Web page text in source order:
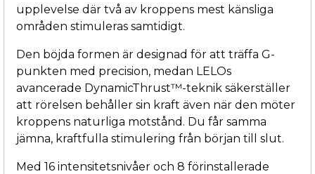
upplevelse där två av kroppens mest känsliga
områden stimuleras samtidigt.
Den böjda formen är designad för att träffa G-
punkten med precision, medan LELOs
avancerade DynamicThrust™-teknik säkerställer
att rörelsen behåller sin kraft även när den möter
kroppens naturliga motstånd. Du får samma
jämna, kraftfulla stimulering från början till slut.
Med 16 intensitetsnivåer och 8 förinstallerade